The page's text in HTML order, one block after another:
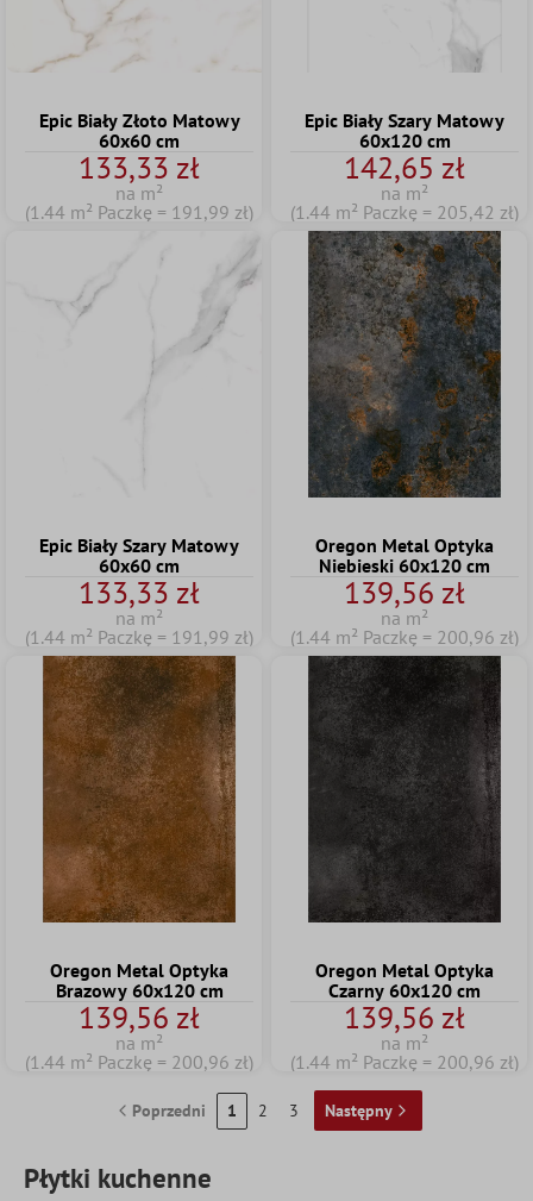
Epic Biały Złoto Matowy
60x60 cm
133,33 zł
na m²
(1.44 m² Paczkę = 191,99 zł)
Epic Biały Szary Matowy
60x120 cm
142,65 zł
na m²
(1.44 m² Paczkę = 205,42 zł)
Epic Biały Szary Matowy
60x60 cm
133,33 zł
na m²
(1.44 m² Paczkę = 191,99 zł)
Oregon Metal Optyka
Niebieski 60x120 cm
139,56 zł
na m²
(1.44 m² Paczkę = 200,96 zł)
Oregon Metal Optyka
Brazowy 60x120 cm
139,56 zł
na m²
(1.44 m² Paczkę = 200,96 zł)
Oregon Metal Optyka
Czarny 60x120 cm
139,56 zł
na m²
(1.44 m² Paczkę = 200,96 zł)
Poprzedni 1 2 3 Następny
Płytki kuchenne